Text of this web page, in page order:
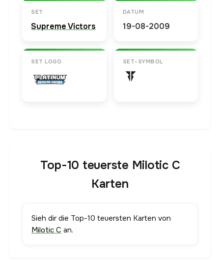
SET
Supreme Victors
DATUM
19-08-2009
SET LOGO SET-SYMBOL
Top-10 teuerste Milotic C
Karten
Sieh dir die Top-10 teuersten Karten von
Milotic C an.